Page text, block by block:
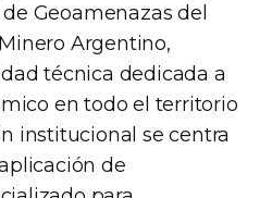
Geoamenazas del
Argentino,
técnica dedicada a
en todo el territorio
institucional se centra
de